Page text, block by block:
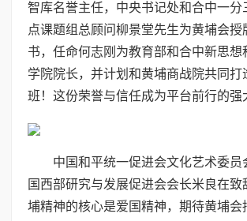
智库名誉主任，中央书记处和合中一分
点课题组总顾问柳景堂先生为黄埔会授
书，任命何志刚为教育部和合中新思想
学院院长，并计划和黄埔商战院共同打
班！这份荣誉与信任成为平台前行的强
中国和平统一促进会文化艺术委员
国西部研究与发展促进会会长米良在致
埔精神的核心是爱国精神，期待黄埔会